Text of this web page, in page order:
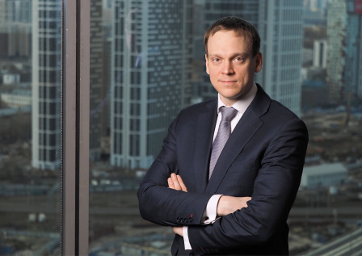
Перейти к основному содержанию